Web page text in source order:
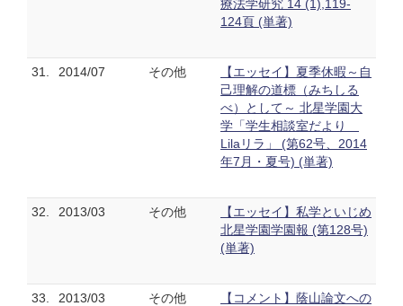
療法学研究 14 (1),119-
124頁 (単著)
31. 2014/07 その他
【エッセイ】夏季休暇～自
己理解の道標（みちしる
べ）として～ 北星学園大
学「学生相談室だより
Lilaリラ」 (第62号、2014
年7月・夏号) (単著)
32. 2013/03 その他
【エッセイ】私学といじめ
北星学園学園報 (第128号)
(単著)
33. 2013/03 その他
【コメント】蔭山論文への